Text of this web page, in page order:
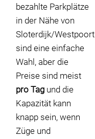
bezahlte Parkplätze
in der Nähe von
Sloterdijk/Westpoort
sind eine einfache
Wahl, aber die
Preise sind meist
pro Tag und die
Kapazität kann
knapp sein, wenn
Züge und